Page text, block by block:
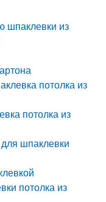
шпаклевки из
потолка из
потолка из
шпаклевки
потолка из